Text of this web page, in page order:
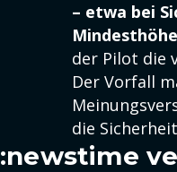
– etwa bei
der Pilot die
Der Vorfall
die
:newstime